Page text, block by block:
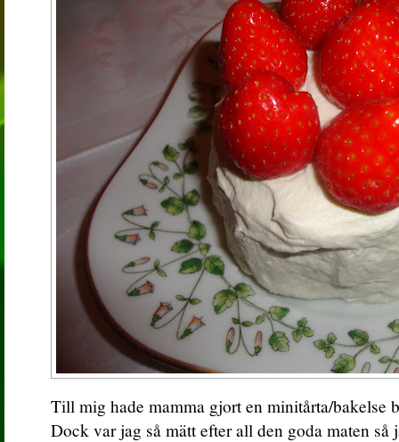
Till mig hade mamma gjort en minitårta/bakelse
Dock var jag så mätt efter all den goda maten så